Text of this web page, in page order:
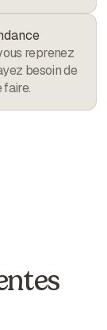
reprenez
besoin de
faire.